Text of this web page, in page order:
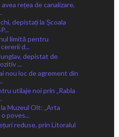
rețea de canalizare,
depistați la Școala
limită pentru
d...
depistat de
...
nou loc de agrement din
utilaje noi prin „Rabla
Muzeul Olt: „Arta
poves...
reduse, prin Litoralul